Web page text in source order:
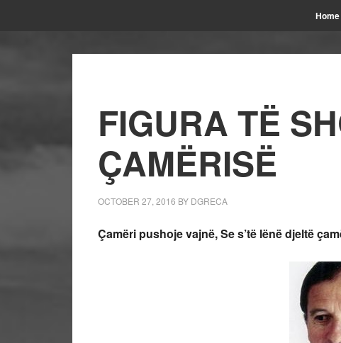
Home
FIGURA TË
ÇAMËRISË
OCTOBER 27, 2016 BY DGRECA
Çamëri pushoje vajnë,Se s’të lënë djeltë